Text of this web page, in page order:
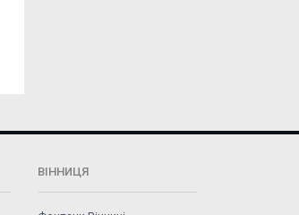
ВІННИЦЯ